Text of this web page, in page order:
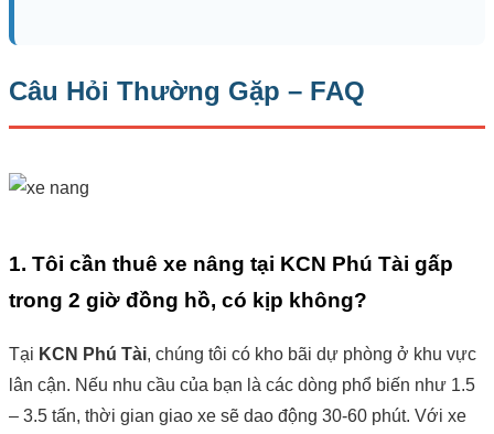
Câu Hỏi Thường Gặp – FAQ
1. Tôi cần thuê xe nâng tại KCN Phú Tài gấp
trong 2 giờ đồng hồ, có kịp không?
Tại KCN Phú Tài, chúng tôi có kho bãi dự phòng ở khu vực
lân cận. Nếu nhu cầu của bạn là các dòng phổ biến như 1.5
– 3.5 tấn, thời gian giao xe sẽ dao động 30-60 phút. Với xe